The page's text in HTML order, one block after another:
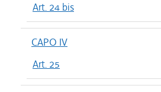
Art. 24 bis
CAPO IV
Art. 25